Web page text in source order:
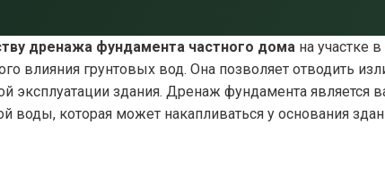
дренажа фундамента частного дома на участке
влияния грунтовых вод. Она позволяет отводить
эксплуатации здания. Дренаж фундамента
воды, которая может накапливаться у основания